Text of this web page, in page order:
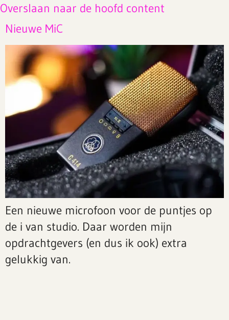
Overslaan naar de hoofd content
Nieuwe MiC
Een nieuwe microfoon voor de puntjes op
de i van studio. Daar worden mijn
opdrachtgevers (en dus ik ook) extra
gelukkig van.